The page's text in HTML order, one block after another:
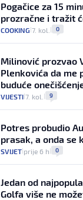
Pogačice za 15
prozračne i tražit
COOKING 7. kol. 0
Milinović prozvao
Plenkovića da me
buduće
VIJESTI 7. kol. 9
Potres probudio
prasak, a onda se
SVIJET prije 6 h 0
Jedan od
Golfa više ne